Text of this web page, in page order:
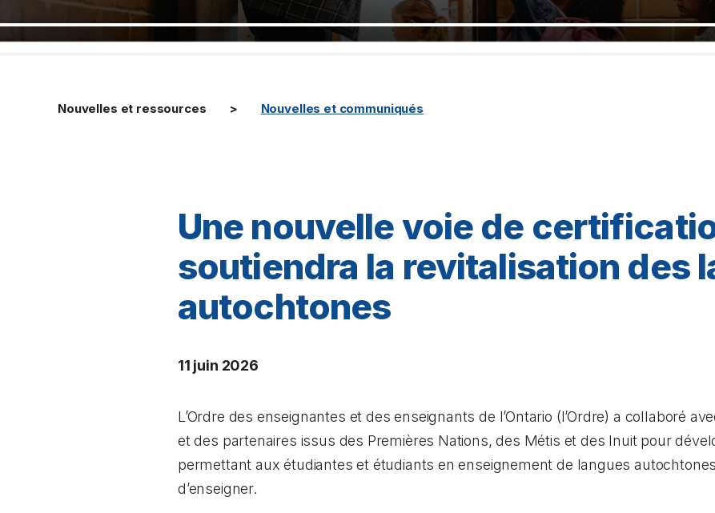
Nouvelles et ressources Nouvelles et communiqués
Une nouvelle voie de
soutiendra la revitalisation des
autochtones
11 juin 2026
L’Ordre des enseignantes et des enseignants de l’Ontario (l’Ordre) a collaboré
et des partenaires issus des Premières Nations, des Métis et des Inuit pour
permettant aux étudiantes et étudiants en enseignement de langues autochtones
d’enseigner.